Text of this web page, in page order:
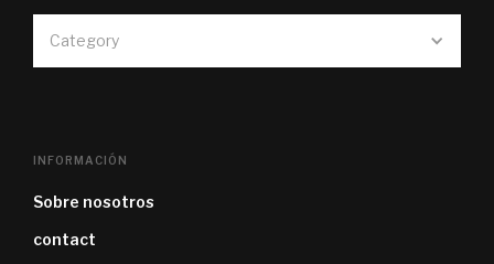
Category
INFORMACIÓN
Sobre nosotros
contact